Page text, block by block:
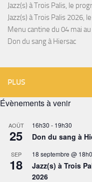
Jazz(s) à Trois Palis, le
Jazz(s) à Trois Palis 2026,
Menu cantine du 04 mai
Don du sang à Hiersac
PLUS
Évènements à venir
AOÛT
25
16h30 - 19h30
Don du sang à
SEP
18
18 septembre @
Jazz(s) à Trois
2026